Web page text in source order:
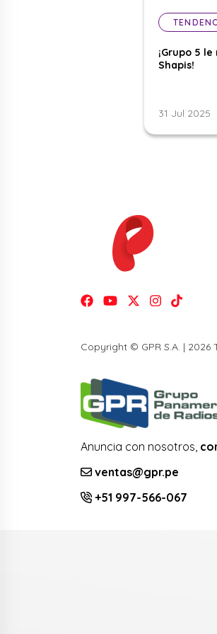
¡Grupo 5
Shapis!
31 Jul 2025
Copyright © GPR S.A. | 2026
Anuncia con nosotros,
ventas@gpr.pe
+51 997-566-067